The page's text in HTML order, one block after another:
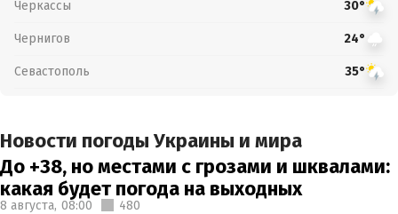
Черкассы 30°
Чернигов 24°
Севастополь 35°
Новости погоды Украины и мира
До +38, но местами с грозами и шквалами:
какая будет погода на выходных
8 августа, 08:00 480